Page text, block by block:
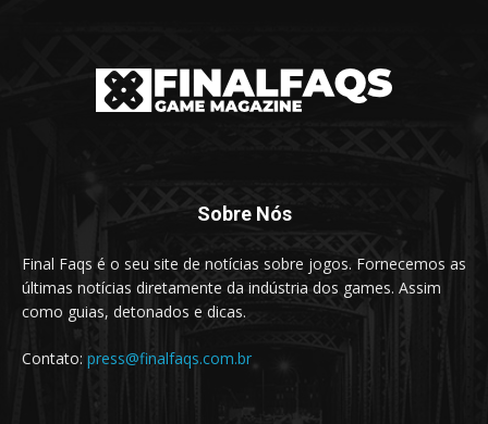
Sobre Nós
Final Faqs é o seu site de notícias sobre jogos. Fornecemos as
últimas notícias diretamente da indústria dos games. Assim
como guias, detonados e dicas.
Contato: press@finalfaqs.com.br